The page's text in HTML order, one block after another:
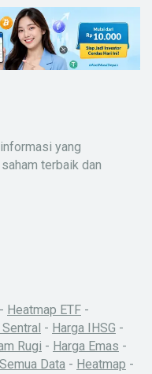
yang
terbaik dan
- Heatmap ETF -
- Harga IHSG -
Rugi - Harga Emas -
Semua Data - Heatmap -